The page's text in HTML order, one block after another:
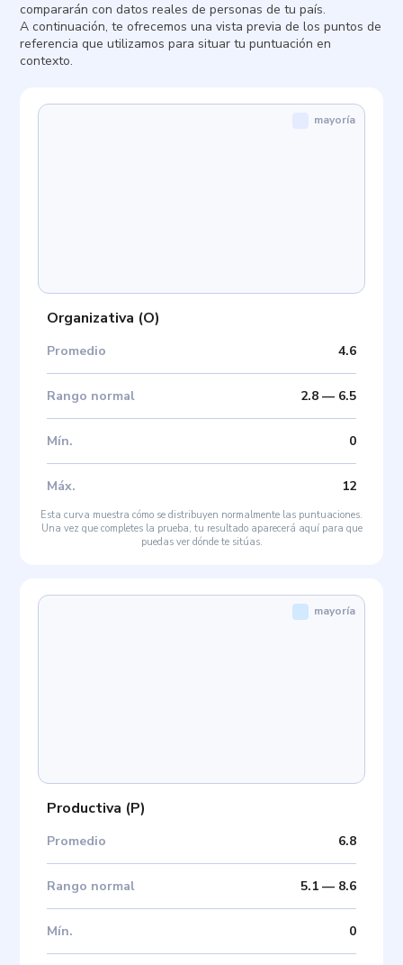
compararán con datos reales de personas de tu país.
A continuación, te ofrecemos una vista previa de los puntos de
referencia que utilizamos para situar tu puntuación en
contexto.
Organizativa (O)
Promedio 4.6
Rango normal 2.8— 6.5
Mín. 0
Máx. 12
mayoría
Esta curva muestra cómo se distribuyen normalmente las puntuaciones.
Una vez que completes la prueba, tu resultado aparecerá aquí para que
puedas ver dónde te sitúas.
Productiva (P)
Promedio 6.8
Rango normal 5.1— 8.6
Mín. 0
mayoría